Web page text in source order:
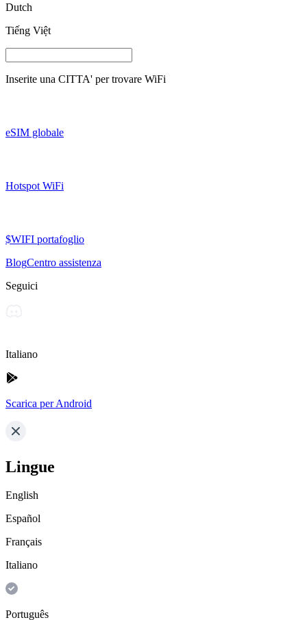
Dutch
Tiếng Việt
Inserite una CITTA' per trovare WiFi
eSIM globale
Hotspot WiFi
$WIFI portafoglio
BlogCentro assistenza
Seguici
Italiano
Scarica per Android
Lingue
English
Español
Français
Italiano
Português